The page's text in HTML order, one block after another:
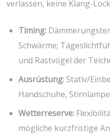
verlassen, keine Klang-
Timing:
⁢Schwärme;
und Rastvögel der
Ausrüstung: Stativ/
Handschuhe,
Wetterreserve:
mögliche kurzfristige